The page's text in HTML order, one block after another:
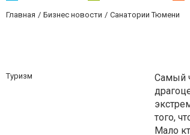
Главная Бизнес новости Санатории Тюмени
Туризм
Самый
того,
Мало